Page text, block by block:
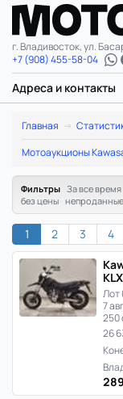
г. Владивосток, ул.
+7 (908) 455-58-04
Адреса и контакты
цен
и
продаж
Японии
Главная
Мотоаукционы
Фильтры За все время
без цены непроданные
1 2 3 4
Лот
7
250
26